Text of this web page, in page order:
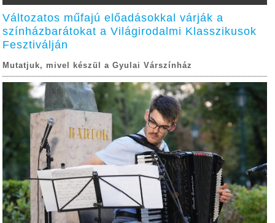
Változatos műfajú előadásokkal várják a
színházbarátokat a Világirodalmi Klasszikusok
Fesztiválján
Mutatjuk, mivel készül a Gyulai Várszínház